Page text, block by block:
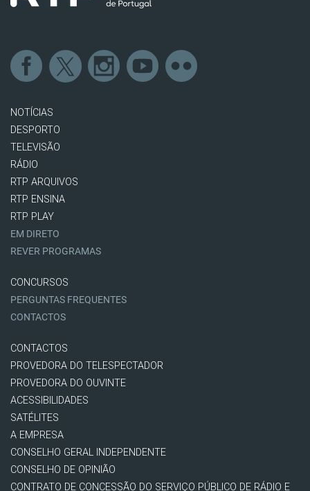
NOTÍCIAS
DESPORTO
TELEVISÃO
RÁDIO
RTP ARQUIVOS
RTP ENSINA
RTP PLAY
EM DIRETO
REVER PROGRAMAS
CONCURSOS
PERGUNTAS FREQUENTES
CONTACTOS
CONTACTOS
PROVEDORA DO TELESPECTADOR
PROVEDORA DO OUVINTE
ACESSIBILIDADES
SATÉLITES
A EMPRESA
CONSELHO GERAL INDEPENDENTE
CONSELHO DE OPINIÃO
CONTRATO DE CONCESSÃO DO SERVIÇO PÚBLICO DE RÁDIO E